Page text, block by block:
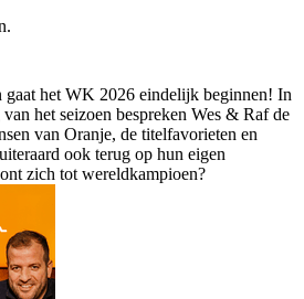
gaat het WK 2026 eindelijk beginnen! In
het seizoen bespreken Wes & Raf de
van Oranje, de titelfavorieten en
ook terug op hun eigen
zich tot wereldkampioen?